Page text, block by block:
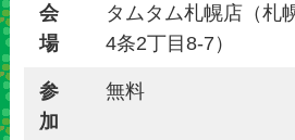
会
場
タムタム札幌店（札
4条2丁目8-7）
参
加
無料